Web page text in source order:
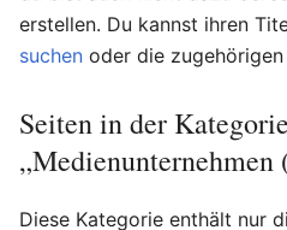
erstellen. Du kannst ihren
suchen oder die zugehörigen
Seiten in der Kategorie
„Medienunternehmen
Diese Kategorie enthält nur